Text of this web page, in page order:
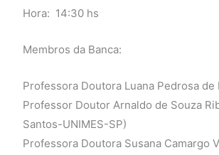
Hora: 14:30 hs
Membros da Banca:
Professora Doutora Luana Pedrosa
Professor Doutor Arnaldo de Souza
Santos-UNIMES-SP)
Professora Doutora Susana Camargo